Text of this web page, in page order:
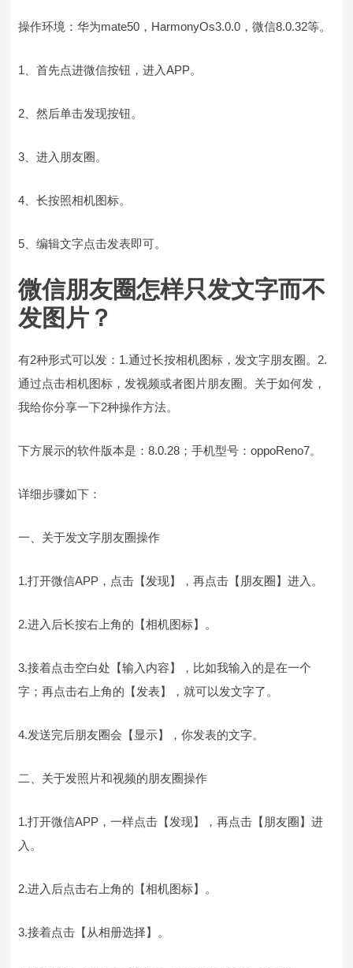
操作环境：华为mate50，HarmonyOs3.0.0，微信8.0.32等。
1、首先点进微信按钮，进入APP。
2、然后单击发现按钮。
3、进入朋友圈。
4、长按照相机图标。
5、编辑文字点击发表即可。
微信朋友圈怎样只发文字而不
发图片？
有2种形式可以发：1.通过长按相机图标，发文字朋友圈。2.
通过点击相机图标，发视频或者图片朋友圈。关于如何发，
我给你分享一下2种操作方法。
下方展示的软件版本是：8.0.28；手机型号：oppoReno7。
详细步骤如下：
一、关于发文字朋友圈操作
1.打开微信APP，点击【发现】，再点击【朋友圈】进入。
2.进入后长按右上角的【相机图标】。
3.接着点击空白处【输入内容】，比如我输入的是在一个
字；再点击右上角的【发表】，就可以发文字了。
4.发送完后朋友圈会【显示】，你发表的文字。
二、关于发照片和视频的朋友圈操作
1.打开微信APP，一样点击【发现】，再点击【朋友圈】进
入。
2.进入后点击右上角的【相机图标】。
3.接着点击【从相册选择】。